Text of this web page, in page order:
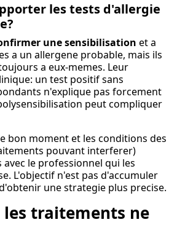
les tests d'allergie
une sensibilisation et a
a un allergene probable, mais ils
a eux-memes. Leur
un test positif sans
n'explique pas forcement
peut compliquer
bon moment et les conditions des
pouvant interferer)
le professionnel qui les
L'objectif n'est pas d'accumuler
une strategie plus precise.
les traitements ne